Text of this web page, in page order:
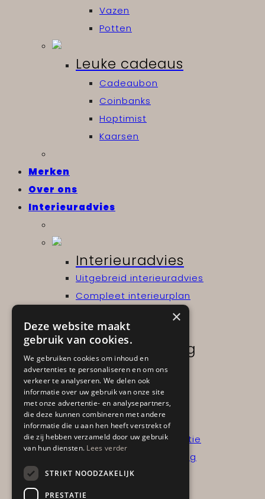
Vazen
Potten
Leuke cadeaus
Cadeaubon
Coinbanks
Hoptimist
Kaarsen
Merken
Over ons
Interieuradvies
Interieuradvies
Uitgebreid interieuradvies
Compleet interieurplan
Projectinrichting
Kantoor- en werkplek
Horeca- en hospitality
Advies aan huis
Interieurinzicht op locatie
Interieurinzicht + verslag
Portfolio
×
Deze website maakt
gebruik van cookies.
We gebruiken cookies om inhoud en
advertenties te personaliseren en om ons
verkeer te analyseren. We delen ook
informatie over uw gebruik van onze site
met onze advertentie- en analysepartners,
die deze kunnen combineren met andere
informatie die u aan hen heeft verstrekt of
die zij hebben verzameld door uw gebruik
van hun diensten. Lees verder
STRIKT NOODZAKELIJK
PRESTATIE